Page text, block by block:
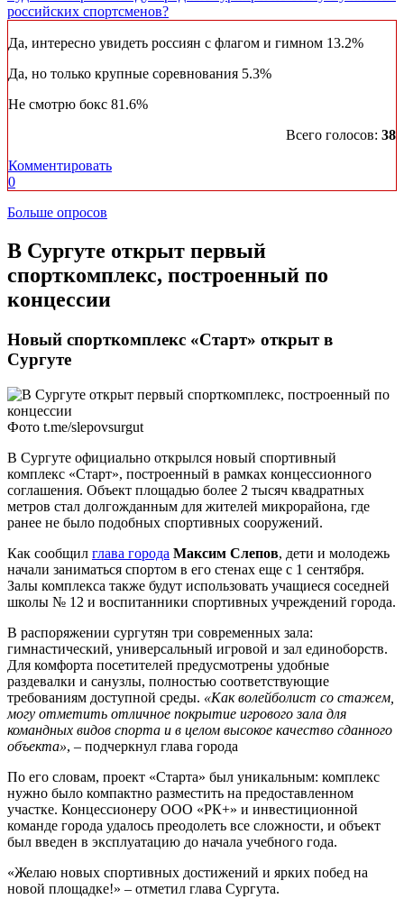
российских спортсменов?
Да, интересно увидеть россиян с флагом и гимном 13.2%
Да, но только крупные соревнования 5.3%
Не смотрю бокс 81.6%
Всего голосов: 38
Комментировать
0
Больше опросов
​В Сургуте открыт первый
спорткомплекс, построенный по
концессии
Новый спорткомплекс «Старт» открыт в
Сургуте
Фото t.me/slepovsurgut
В Сургуте официально открылся новый спортивный
комплекс «Старт», построенный в рамках концессионного
соглашения. Объект площадью более 2 тысяч квадратных
метров стал долгожданным для жителей микрорайона, где
ранее не было подобных спортивных сооружений.
Как сообщил глава города Максим Слепов, дети и молодежь
начали заниматься спортом в его стенах еще с 1 сентября.
Залы комплекса также будут использовать учащиеся соседней
школы № 12 и воспитанники спортивных учреждений города.
В распоряжении сургутян три современных зала:
гимнастический, универсальный игровой и зал единоборств.
Для комфорта посетителей предусмотрены удобные
раздевалки и санузлы, полностью соответствующие
требованиям доступной среды. «Как волейболист со стажем,
могу отметить отличное покрытие игрового зала для
командных видов спорта и в целом высокое качество сданного
объекта», – подчеркнул глава города
По его словам, проект «Старта» был уникальным: комплекс
нужно было компактно разместить на предоставленном
участке. Концессионеру ООО «РК+» и инвестиционной
команде города удалось преодолеть все сложности, и объект
был введен в эксплуатацию до начала учебного года.
«Желаю новых спортивных достижений и ярких побед на
новой площадке!» – отметил глава Сургута.